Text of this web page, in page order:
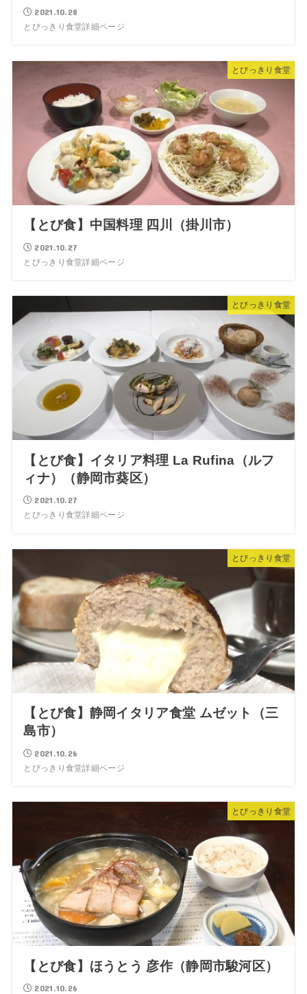
2021.10.28
とびっきり食堂詳細ページ
とびっきり食堂
【とび食】中国料理 四川（掛川市）
2021.10.27
とびっきり食堂詳細ページ
とびっきり食堂
【とび食】イタリア料理 La Rufina（ルフ
ィナ）（静岡市葵区）
2021.10.27
とびっきり食堂詳細ページ
とびっきり食堂
【とび食】静岡イタリア食堂 ムゼット（三
島市）
2021.10.26
とびっきり食堂詳細ページ
とびっきり食堂
【とび食】ほうとう 彦作（静岡市駿河区）
2021.10.26